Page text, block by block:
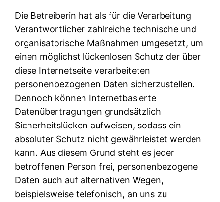
Die Betreiberin hat als für die Verarbeitung
Verantwortlicher zahlreiche technische und
organisatorische Maßnahmen umgesetzt, um
einen möglichst lückenlosen Schutz der über
diese Internetseite verarbeiteten
personenbezogenen Daten sicherzustellen.
Dennoch können Internetbasierte
Datenübertragungen grundsätzlich
Sicherheitslücken aufweisen, sodass ein
absoluter Schutz nicht gewährleistet werden
kann. Aus diesem Grund steht es jeder
betroffenen Person frei, personenbezogene
Daten auch auf alternativen Wegen,
beispielsweise telefonisch, an uns zu